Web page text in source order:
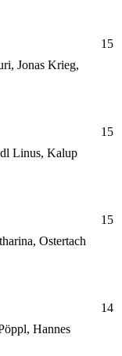
Jonas Krieg,
15
Linus, Kalup
15
Ostertach
15
Hannes
14